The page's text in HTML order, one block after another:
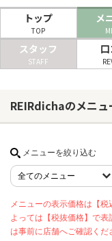
近くのサロンを探す
ネイルサロン
まつげサロン
エステサロン
リラクゼーションサロン
トップ
TOP
メ
スタッフ
STAFF
REIRdichaのメニュ
メニューを絞り込む
メニューの表示価格は【
よっては【税抜価格】で
は事前に店舗へご確認くだ